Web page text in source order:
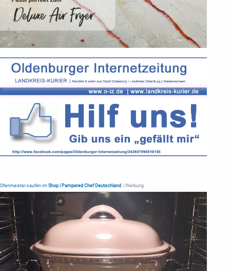
Ofenmeister kaufen im Shop | Pampered Chef Deutschland | Werbung